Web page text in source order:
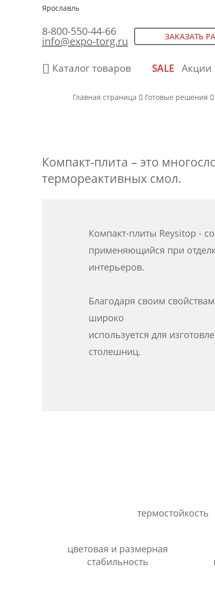
Ярославль
8-800-550-44-66
info@expo-torg.ru ЗАКАЗАТЬ
Каталог товаров SALE Акции
Главная страница Готовые решения
Компакт-плита – это
термореактивных смол.
Компакт-плиты Reysitop -
применяющийся при
интерьеров.
Благодаря своим
широко
используется для
столешниц.
термостойкость
цветовая и размерная
стабильность